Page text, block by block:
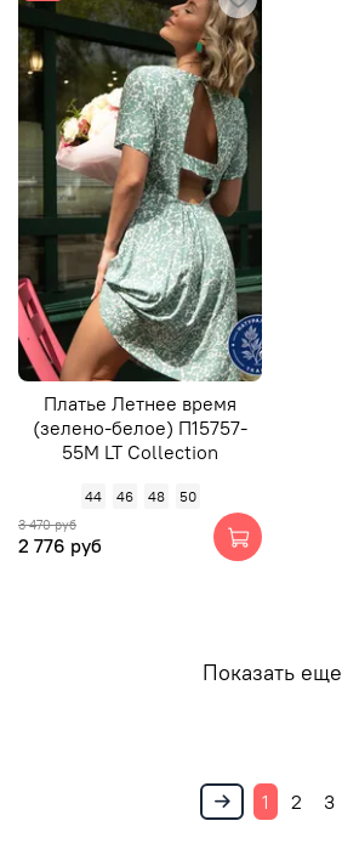
Платье Летнее время
(зелено-белое) П15757-
55М LT Collection
44 46 48 50
3 470 руб
2 776 руб
Показать еще
1 2 3